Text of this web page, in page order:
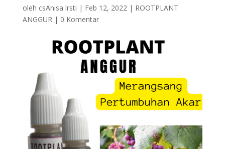
oleh csAnisa lrsti | Feb 12, 2022| ROOTPLANT
ANGGUR| 0 Komentar